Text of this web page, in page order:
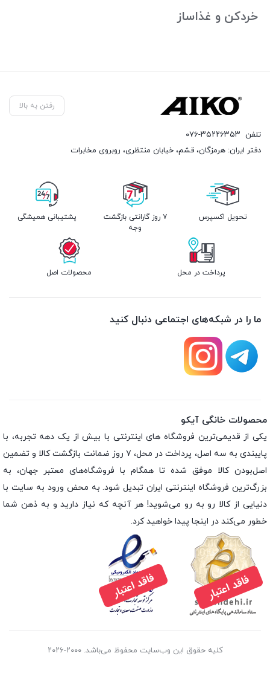
خردکن و غذاساز
رفتن به بالا
تلفن ۰۷۶-۳۵۲۲۶۳۵۳
دفتر ایران: هرمزگان، قشم، خیابان منتظری، روبروی مخابرات
تحویل اکسپرس
۷ روز گارانتی بازگشت
وجه
پشتیبانی همیشگی
پرداخت در محل محصولات اصل
ما را در شبکه‌های اجتماعی دنبال کنید
محصولات خانگی آیکو
یکی از قدیمی‌ترین فروشگاه های اینترنتی با بیش از یک دهه تجربه، با
پایبندی به سه اصل، پرداخت در محل، ۷ روز ضمانت بازگشت کالا و تضمین
اصل‌بودن کالا موفق شده تا همگام با فروشگاه‌های معتبر جهان، به
بزرگ‌ترین فروشگاه اینترنتی ایران تبدیل شود. به محض ورود به سایت با
دنیایی از کالا رو به رو می‌شوید! هر آنچه که نیاز دارید و به ذهن شما
خطور می‌کند در اینجا پیدا خواهید کرد.
کلیه حقوق این وب‌سایت محفوظ می‌باشد. ۲۰۰۰-۲۰۲۶